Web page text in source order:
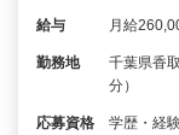
給与 月給
勤務地
千葉県香
分）
応募資格
学歴・経